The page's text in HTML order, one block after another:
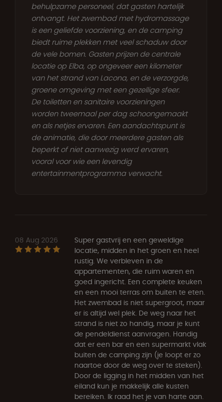
behulpzame personeel, dat gasten hartelijk
ontvangt. Het zwembad met hydromassage
is een geliefde voorziening, en de camping
biedt ruime plekken met veel schaduw door
de vele bomen. Gasten prijzen de centrale
locatie op Elba, op ongeveer een kilometer
van het strand van Lacona, en de verzorgde,
groene omgeving met een gezellige sfeer.
De toiletten en sanitaire voorzieningen
worden tweemaal per dag schoongemaakt
en als netjes ervaren. Een aandachtspunt is
de animatie, die door meerdere gasten als
beperkt of niet aanwezig werd ervaren,
vooral voor wie een levendig
entertainmentprogramma verwacht.
08 Aug 2026
Super gastvrij en een geweldige
locatie, midden in het groen en heel
rustig. We verbleven in de
appartementen, die ruim waren en
goed ingericht. Een complete keuken
en een mooi terras om buiten te eten.
Het zwembad is niet supergroot, maar
er is altijd wel plek. De weg naar het
strand is niet zo handig, maar je kunt
de pendeldienst aanvragen. Handig
dat er een bar en een supermarkt vlak
buiten de camping zijn (je loopt er zo
naartoe door de weg over te steken).
Door de ligging in het midden van het
eiland kun je makkelijk alle kusten
bereiken. Ik raad het je van harte aan.